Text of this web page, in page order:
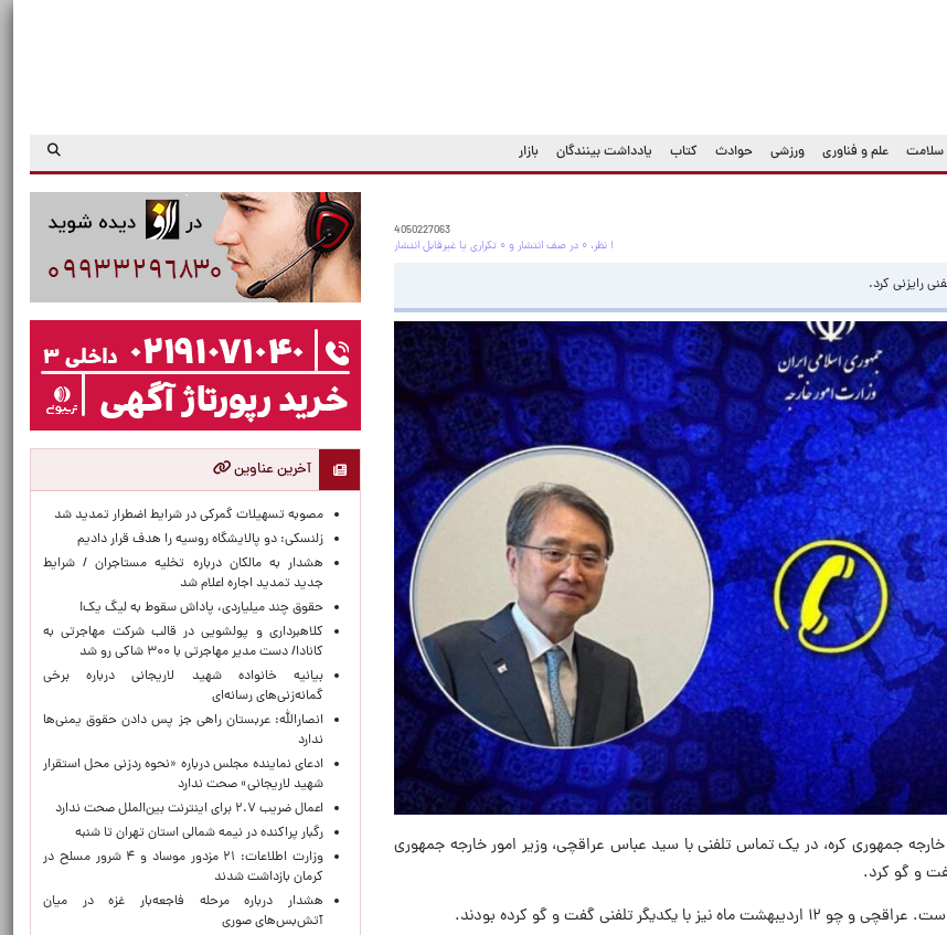
سلامت علم و فناوری ورزشی حوادث کتاب یادداشت بینندگان بازار
4050227063
۱ نظر، ۰ در صف انتشار و ۰ تکراری یا غیرقابل انتشار
رایزنی کرد.
خارجه جمهوری کره، در یک تماس تلفنی با سید عباس عراقچی، وزیر امور خارجه جمهوری
و گو کرد.
تلفنی گفت و گو کرده‌ بودند.
آخرین عناوین
مصوبه تسهیلات گمرکی در شرایط اضطرار تمدید شد
زلنسکی: دو پالایشگاه روسیه را هدف قرار دادیم
هشدار به مالکان درباره تخلیه مستاجران / شرایط
جدید تمدید اجاره اعلام شد
حقوق چند میلیاردی، پاداش سقوط به لیگ یک!
کلاهبرداری و پولشویی در قالب شرکت مهاجرتی به
کانادا/ دست مدیر مهاجرتی با ۳۰۰ شاکی رو شد
بیانیه خانواده شهید لاریجانی درباره برخی
گمانه‌زنی‌های رسانه‌ای
انصارالله: عربستان راهی جز پس دادن حقوق یمنی‌ها
ندارد
ادعای نماینده مجلس درباره «نحوه ردزنی محل استقرار
شهید لاریجانی» صحت ندارد
اعمال ضریب ۲.۷ برای اینترنت بین‌الملل صحت ندارد
رگبار پراکنده در نیمه شمالی استان تهران تا شنبه
وزارت اطلاعات: ۲۱ مزدور موساد و ۴ شرور مسلح در
کرمان بازداشت شدند
هشدار درباره مرحله فاجعه‌بار غزه در میان
آتش‌بس‌های صوری